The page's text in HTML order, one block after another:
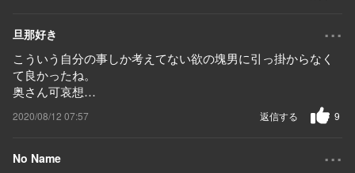
旦那好き ...
こういう自分の事しか考えてない欲の塊男に引っ掛からなく
て良かったね。
奥さん可哀想…
2020/08/12 07:57 9
返信する
No Name ...